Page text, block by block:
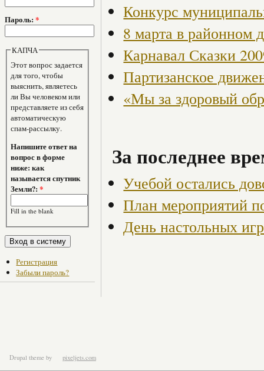
Пароль: *
КАПЧА
Этот вопрос задается
для того, чтобы
выяснить, являетесь
ли Вы человеком или
представляете из себя
автоматическую
спам-рассылку.
Напишите ответ на
вопрос в форме
ниже: как
называется спутник
Земли?:*
Fill in the blank
Регистрация
Забыли пароль?
Конкурс
8 марта в районном
Карнавал Сказки
Партизанское
«Мы за здоровый
За последнее
Учебой остались
План мероприятий
День настольных игр
Drupal theme by pixeljets.com